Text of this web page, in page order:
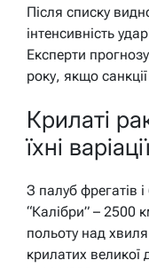
Після списку
інтенсивність
Експерти
року, якщо
Крилаті
їхні
З палуб фрегатів
“Калібри” – 2500
польоту над
крилатих